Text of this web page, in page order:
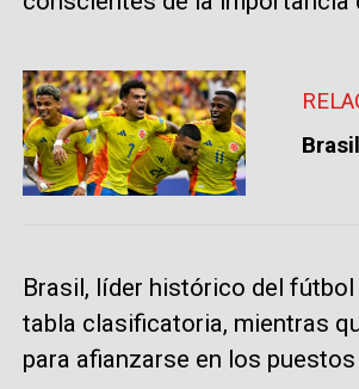
Brasil, líder histórico del
tabla clasificatoria, mientras
para afianzarse en los